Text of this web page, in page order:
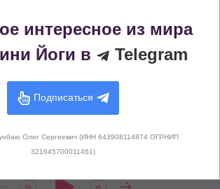
интересное из мира
Йоги в
Telegram
Подписаться
Олег Сергеевич (ИНН 643908114874 ОГРНИП
321645700011461)